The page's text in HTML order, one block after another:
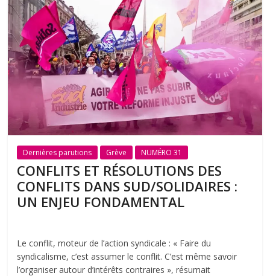
Dernières parutions Grève NUMÉRO 31
CONFLITS ET RÉSOLUTIONS DES
CONFLITS DANS SUD/SOLIDAIRES :
UN ENJEU FONDAMENTAL
Le conflit, moteur de l’action syndicale : « Faire du
syndicalisme, c’est assumer le conflit. C’est même savoir
l’organiser autour d’intérêts contraires », résumait